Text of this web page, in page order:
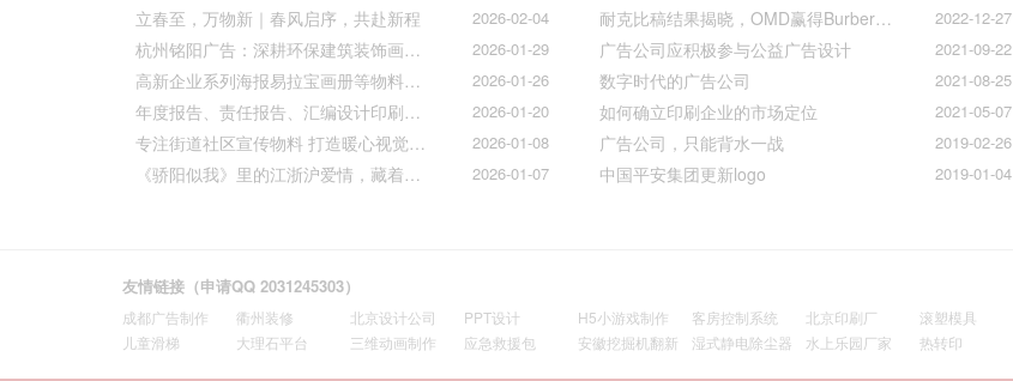
2026-02-04
立春至，万物新｜春风启序，共赴新程
2026-01-29
杭州铭阳广告：深耕环保建筑装饰画册设计，赋能空间美学与可持续发展
2026-01-26
高新企业系列海报易拉宝画册等物料火热上线
2026-01-20
年度报告、责任报告、汇编设计印刷的宝子们集合！
2026-01-08
专注街道社区宣传物料 打造暖心视觉传达
2026-01-07
《骄阳似我》里的江浙沪爱情，藏着我们最懂的温柔与默契
2022-12-27
耐克比稿结果揭晓，OMD赢得Burberry全球媒介业务（转自广告狂人日报）
2021-09-22
广告公司应积极参与公益广告设计
2021-08-25
数字时代的广告公司
2021-05-07
如何确立印刷企业的市场定位
2019-02-26
广告公司，只能背水一战
2019-01-04
中国平安集团更新logo
友情链接（申请QQ 2031245303）
成都广告制作 衢州装修 北京设计公司 PPT设计 H5小游戏制作 客房控制系统 北京印刷厂 滚塑模具
儿童滑梯
大理石平台 三维动画制作 应急救援包 安徽挖掘机翻新 湿式静电除尘器 水上乐园厂家 热转印